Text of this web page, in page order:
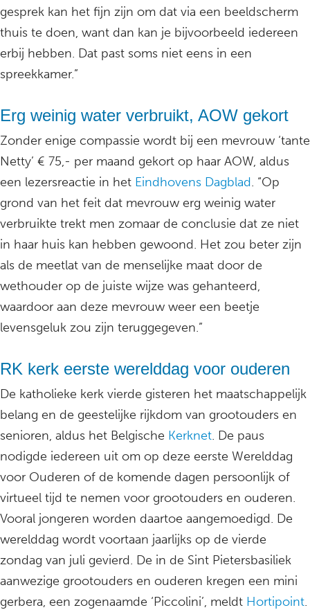
gesprek kan het fijn zijn om dat via een beeldscherm
thuis te doen, want dan kan je bijvoorbeeld iedereen
erbij hebben. Dat past soms niet eens in een
spreekkamer.”
Erg weinig water verbruikt, AOW gekort
Zonder enige compassie wordt bij een mevrouw ‘tante
Netty’ € 75,- per maand gekort op haar AOW, aldus
een lezersreactie in het Eindhovens Dagblad. “Op
grond van het feit dat mevrouw erg weinig water
verbruikte trekt men zomaar de conclusie dat ze niet
in haar huis kan hebben gewoond. Het zou beter zijn
als de meetlat van de menselijke maat door de
wethouder op de juiste wijze was gehanteerd,
waardoor aan deze mevrouw weer een beetje
levensgeluk zou zijn teruggegeven.”
RK kerk eerste werelddag voor ouderen
De katholieke kerk vierde gisteren het maatschappelijk
belang en de geestelijke rijkdom van grootouders en
senioren, aldus het Belgische Kerknet. De paus
nodigde iedereen uit om op deze eerste Werelddag
voor Ouderen of de komende dagen persoonlijk of
virtueel tijd te nemen voor grootouders en ouderen.
Vooral jongeren worden daartoe aangemoedigd. De
werelddag wordt voortaan jaarlijks op de vierde
zondag van juli gevierd. De in de Sint Pietersbasiliek
aanwezige grootouders en ouderen kregen een mini
gerbera, een zogenaamde ‘Piccolini’, meldt Hortipoint.